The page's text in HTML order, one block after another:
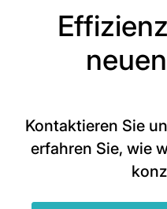
Kontaktieren Sie
erfahren Sie, wie